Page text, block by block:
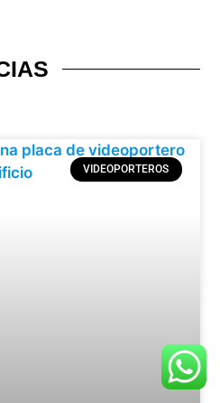
VIDEOPORTEROS